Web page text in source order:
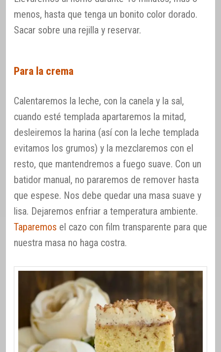
menos, hasta que tenga un bonito color dorado.
Sacar sobre una rejilla y reservar.
Para la crema
Calentaremos la leche, con la canela y la sal,
cuando esté templada apartaremos la mitad,
desleiremos la harina (así con la leche templada
evitamos los grumos) y la mezclaremos con el
resto, que mantendremos a fuego suave. Con un
batidor manual, no pararemos de remover hasta
que espese. Nos debe quedar una masa suave y
lisa. Dejaremos enfriar a temperatura ambiente.
Taparemos el cazo con film transparente para que
nuestra masa no haga costra.